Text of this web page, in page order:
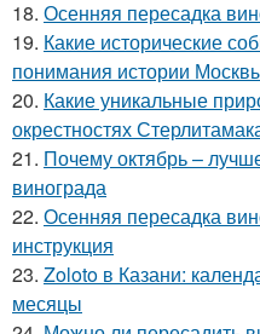
18. Осенняя пересадка
19. Какие исторические
понимания истории
20. Какие уникальные
окрестностях
21. Почему октябрь –
винограда
22. Осенняя пересадка
инструкция
23. Zoloto в Казани:
месяцы